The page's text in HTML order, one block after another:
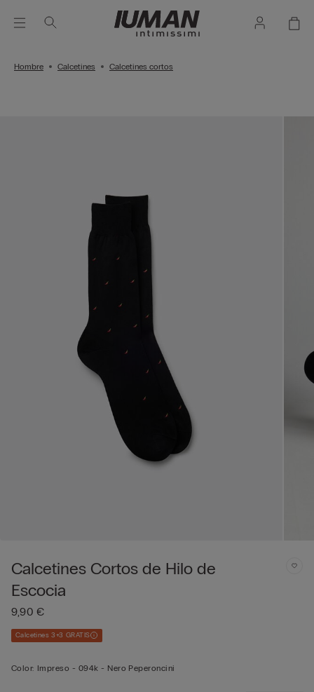
Hombre Calcetines Calcetines cortos
Calcetines Cortos de Hilo de
Escocia
9,90 €
Calcetines 3+3 GRATIS
Color: Impreso - 094k - Nero Peperoncini